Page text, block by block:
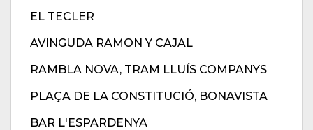
EL TECLER
AVINGUDA RAMON Y CAJAL
RAMBLA NOVA, TRAM LLUÍS COMPANYS
PLAÇA DE LA CONSTITUCIÓ, BONAVISTA
BAR L'ESPARDENYA